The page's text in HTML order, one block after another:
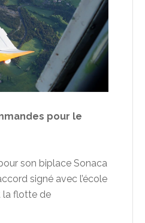
pour le
son biplace Sonaca
signé avec l’école
la flotte de